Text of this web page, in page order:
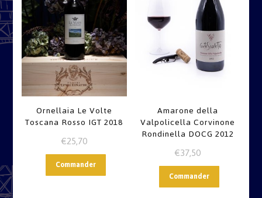
Ornellaia Le Volte
Toscana Rosso IGT 2018
€25,70
Commander
Amarone della
Valpolicella Corvinone
Rondinella DOCG 2012
€37,50
Commander